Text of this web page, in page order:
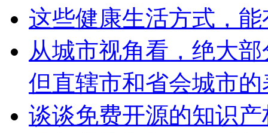
这些健康生活方式，
从城市视角看，绝大
但直辖市和省会城市
谈谈免费开源的知识